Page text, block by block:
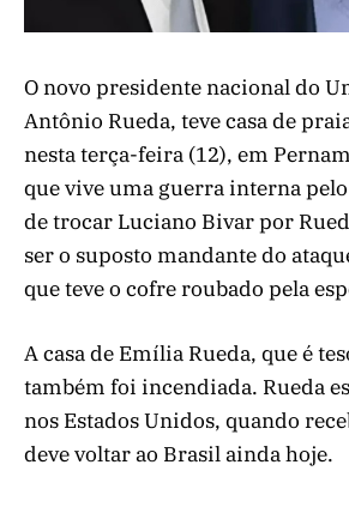
O novo presidente nacional do
Antônio Rueda, teve casa de
nesta terça-feira (12), em
que vive uma guerra interna
de trocar Luciano Bivar por
ser o suposto mandante do
que teve o cofre roubado pela
A casa de Emília Rueda, que é
também foi incendiada. Rueda
nos Estados Unidos, quando
deve voltar ao Brasil ainda hoje.